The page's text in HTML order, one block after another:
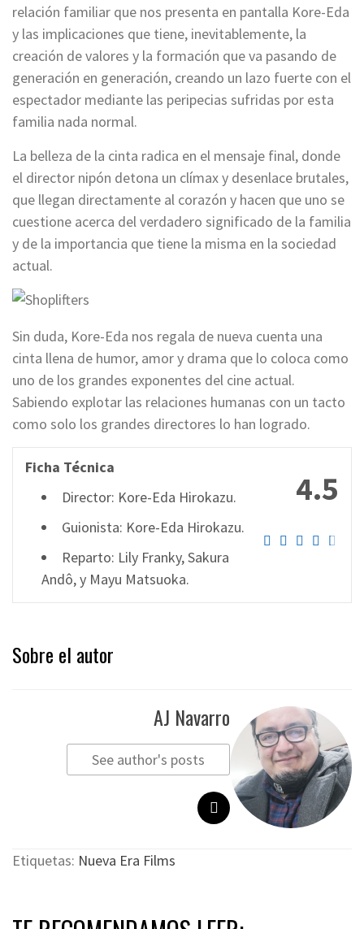
relación familiar que nos presenta en pantalla Kore-Eda
y las implicaciones que tiene, inevitablemente, la
creación de valores y la formación que va pasando de
generación en generación, creando un lazo fuerte con el
espectador mediante las peripecias sufridas por esta
familia nada normal.
La belleza de la cinta radica en el mensaje final, donde
el director nipón detona un clímax y desenlace brutales,
que llegan directamente al corazón y hacen que uno se
cuestione acerca del verdadero significado de la familia
y de la importancia que tiene la misma en la sociedad
actual.
Sin duda, Kore-Eda nos regala de nueva cuenta una
cinta llena de humor, amor y drama que lo coloca como
uno de los grandes exponentes del cine actual.
Sabiendo explotar las relaciones humanas con un tacto
como solo los grandes directores lo han logrado.
4.5
Ficha Técnica
Director: Kore-Eda Hirokazu.
Guionista: Kore-Eda Hirokazu.
Reparto: Lily Franky, Sakura
Andô, y Mayu Matsuoka.
Sobre el autor
AJ Navarro
See author's posts
Etiquetas: Nueva Era Films